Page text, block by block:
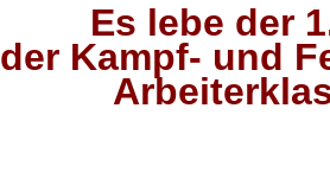
Es lebe der
der Kampf- und